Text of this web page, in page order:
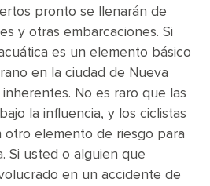
pronto se llenarán de
y otras embarcaciones. Si
es un elemento básico
en la ciudad de Nueva
No es raro que las
la influencia, y los ciclistas
otro elemento de riesgo para
Si usted o alguien que
en un accidente de